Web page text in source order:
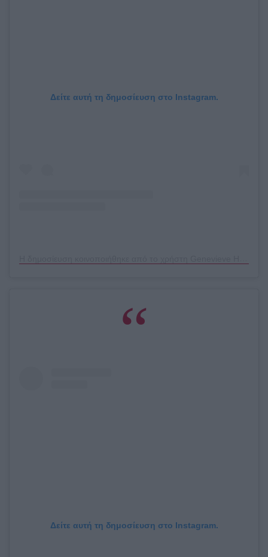
Δείτε αυτή τη δημοσίευση στο Instagram.
Δείτε αυτή τη δημοσίευση στο Instagram.